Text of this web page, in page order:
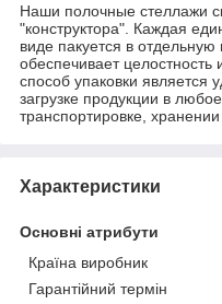
Наши полочные стеллажи
"конструктора". Каждая
виде пакуется в
обеспечивает целостность
способ упаковки является
загрузке продукции в
транспортировке, хранении
Характеристики
Основні атрибути
Країна виробник
Гарантійний термін